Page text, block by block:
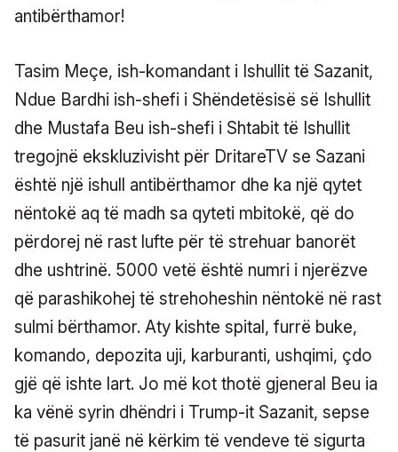
Tasim Meçe, ish-komandant i Ishullit të Sazanit,
Ndue Bardhi ish-shefi i Shëndetësisë së Ishullit
dhe Mustafa Beu ish-shefi i Shtabit të Ishullit
tregojnë ekskluzivisht për DritareTV se Sazani
është një ishull antibërthamor dhe ka një qytet
nëntokë aq të madh sa qyteti mbitokë, që do
përdorej në rast lufte për të strehuar banorët
dhe ushtrinë. 5000 vetë është numri i njerëzve
që parashikohej të strehoheshin nëntokë në rast
sulmi bërthamor. Aty kishte spital, furrë buke,
komando, depozita uji, karburanti, ushqimi, çdo
gjë që ishte lart. Jo më kot thotë gjeneral Beu ia
ka vënë syrin dhëndri i Trump-it Sazanit, sepse
të pasurit janë në kërkim të vendeve të sigurta